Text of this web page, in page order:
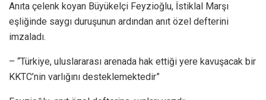
Anıta çelenk koyan Büyükelçi Feyzioğlu, İstiklal Marşı
eşliğinde saygı duruşunun ardından anıt özel defterini
imzaladı.
– “Türkiye, uluslararası arenada hak ettiği yere kavuşacak bir
KKTC’nin varlığını desteklemektedir”